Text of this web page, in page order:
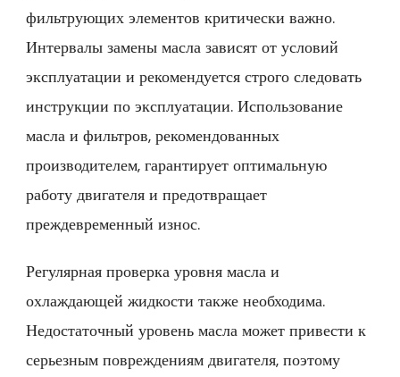
фильтрующих элементов критически важно.
Интервалы замены масла зависят от условий
эксплуатации и рекомендуется строго следовать
инструкции по эксплуатации. Использование
масла и фильтров, рекомендованных
производителем, гарантирует оптимальную
работу двигателя и предотвращает
преждевременный износ.
Регулярная проверка уровня масла и
охлаждающей жидкости также необходима.
Недостаточный уровень масла может привести к
серьезным повреждениям двигателя, поэтому